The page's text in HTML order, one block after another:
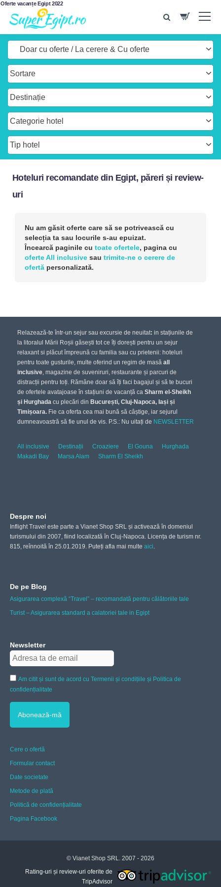
Oferte vacanțe Egipt 2022
Doar cu oferte La cerere & Cu oferte
Sortare
Destinație
Categorie hotel
Tip hotel
Hoteluri recomandate din Egipt, păreri și review-
uri
Nu am găsit oferte care să se potrivească cu
selecția ta sau locurile s-au epuizat.
Încearcă paginile cu toate ofertele, pagina cu
oferte All inclusive sau trimite-ne o cerere de
ofertă personalizată.
Relazează-te într-un sejur sau excursie de neuitat: in stațiunile de
la litoralul Mării Roșii găsești tot ce îți dorești pentru un sejur
relaxant si plăcut împreună cu familia sau cu prietenii: hoteluri
pentru toate gusturile, multe oferind un regim de masă all
inclusive , magazine de suveniruri, restaurante și parcuri de
distracții pentru toți. Rămâne doar să îți faci bagajul și să te bucuri
de ofertele avatajoase în stațiuni de vacanță ca Sharm el-Sheikh
și Hurghada cu plecări din București, Cluj-Napoca, Iași și
Timișoara. Fie ca oferta cea mai bună să câștige, iar sejurul
dumneavoastră să fie unul de vis. P.S.: Nu uitați de NEWSLETTER
All inclusive Destinații Croaziere El Gouna
Hurghada
Makadi Bay
Marsa Alam Sharm El Sheikh
Despre noi
Inflight Travel este parte a Vianet Shop SRL și activează în domeniul
turismului din 2007, fiind localizată în Cluj-Napoca. Licența de turism nr.
815, reînnoită în 25.01.2019. Puteți afla mai multe aici
De pe Blog
Asigurarea complexă “Travel” – recomandată pentru călătoriile tale
Turist – Asigurarea standard a calatoriei tale in Egipt
Newsletter
Am citit și sunt de acord cu Termenii și condițiile și Politica de
confidențialitate
Cere o ofertă
Formular contact
Date societate
Metode de plată
Politică de confidențialitate
Pagina Facebook
© Vianet Shop SRL. 2007 - 2026
Rating-uri și review-uri oferite de
TripAdvisor